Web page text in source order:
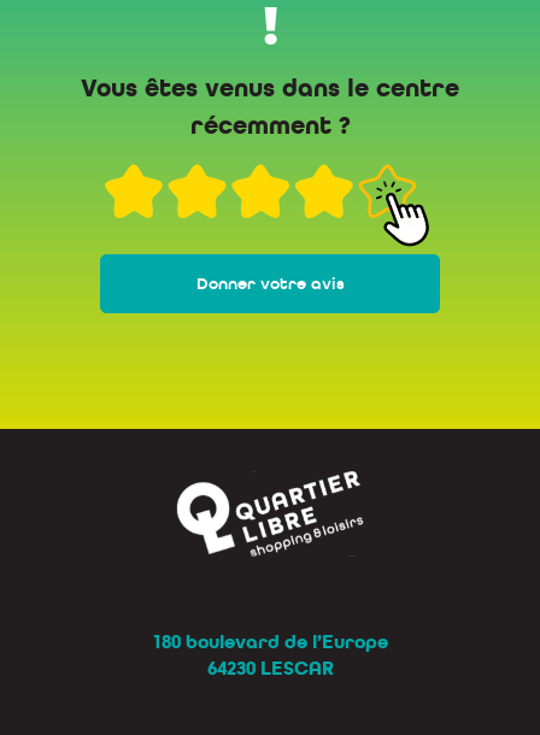
!
Vous êtes venus dans le centre
récemment ?
Donner votre avis
180 boulevard de l’Europe
64230 LESCAR